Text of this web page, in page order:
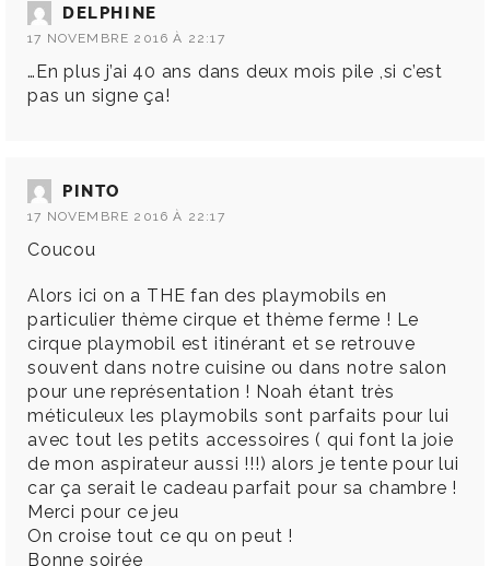
DELPHINE
17 NOVEMBRE 2016 À 22:17
…En plus j’ai 40 ans dans deux mois pile ,si c’est
pas un signe ça!
PINTO
17 NOVEMBRE 2016 À 22:17
Coucou
Alors ici on a THE fan des playmobils en
particulier thème cirque et thème ferme ! Le
cirque playmobil est itinérant et se retrouve
souvent dans notre cuisine ou dans notre salon
pour une représentation ! Noah étant très
méticuleux les playmobils sont parfaits pour lui
avec tout les petits accessoires ( qui font la joie
de mon aspirateur aussi !!!) alors je tente pour lui
car ça serait le cadeau parfait pour sa chambre !
Merci pour ce jeu
On croise tout ce qu on peut !
Bonne soirée